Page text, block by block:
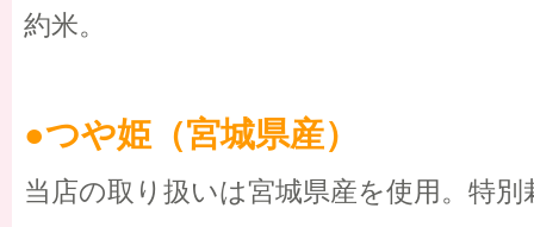
約米。
●つや姫（宮城県産）
当店の取り扱いは宮城県産を使用。特別